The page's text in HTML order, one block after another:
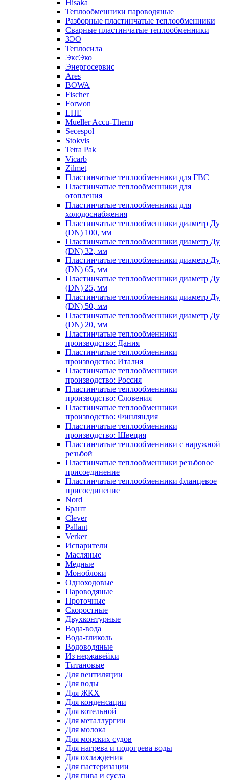
Hisaka
Теплообменники пароводяные
Разборные пластинчатые теплообменники
Сварные пластинчатые теплообменники
ЗЭО
Теплосила
ЭксЭко
Энергосервис
Ares
BOWA
Fischer
Forwon
LHE
Mueller Accu-Therm
Secespol
Stokvis
Tetra Pak
Vicarb
Zilmet
Пластинчатые теплообменники для ГВС
Пластинчатые теплообменники для
отопления
Пластинчатые теплообменники для
холодоснабжения
Пластинчатые теплообменники диаметр Ду
(DN) 100, мм
Пластинчатые теплообменники диаметр Ду
(DN) 32, мм
Пластинчатые теплообменники диаметр Ду
(DN) 65, мм
Пластинчатые теплообменники диаметр Ду
(DN) 25, мм
Пластинчатые теплообменники диаметр Ду
(DN) 50, мм
Пластинчатые теплообменники диаметр Ду
(DN) 20, мм
Пластинчатые теплообменники
производство: Дания
Пластинчатые теплообменники
производство: Италия
Пластинчатые теплообменники
производство: Россия
Пластинчатые теплообменники
производство: Словения
Пластинчатые теплообменники
производство: Финляндия
Пластинчатые теплообменники
производство: Швеция
Пластинчатые теплообменники с наружной
резьбой
Пластинчатые теплообменники резьбовое
присоединение
Пластинчатые теплообменники фланцевое
присоединение
Nord
Брант
Clever
Pallant
Verker
Испарители
Масляные
Медные
Моноблоки
Одноходовые
Пароводяные
Проточные
Скоростные
Двухконтурные
Вода-вода
Вода-гликоль
Водоводяные
Из нержавейки
Титановые
Для вентиляции
Для воды
Для ЖКХ
Для конденсации
Для котельной
Для металлургии
Для молока
Для морских судов
Для нагрева и подогрева воды
Для охлаждения
Для пастеризации
Для пива и сусла